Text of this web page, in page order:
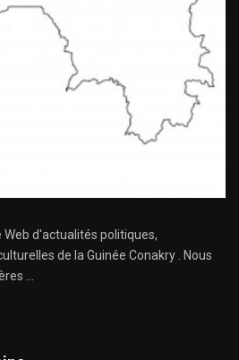
d'actualités politiques,
de la Guinée Conakry . Nous
...